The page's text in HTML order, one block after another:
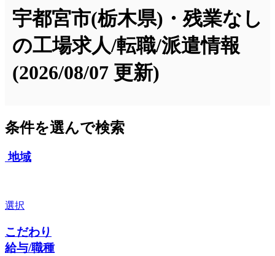
宇都宮市(栃木県)・残業なし
の工場求人/転職/派遣情報
(2026/08/07 更新)
条件を選んで検索
地域
選択
こだわり
給与/職種